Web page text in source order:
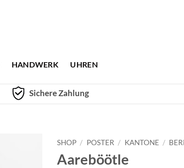
HANDWERK UHREN
Sichere Zahlung
SHOP / POSTER / KANTONE /
Aareböötle